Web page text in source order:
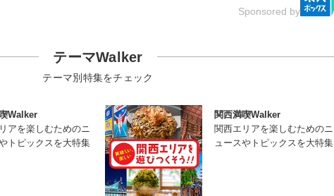
Sponsored by
テーマWalker
テーマ別特集をチェック
Walker
アを楽しむためのニ
トピックスを大特集
関西満喫Walker
関西エリアを楽しむためのニ
ュースやトピックスを大特集